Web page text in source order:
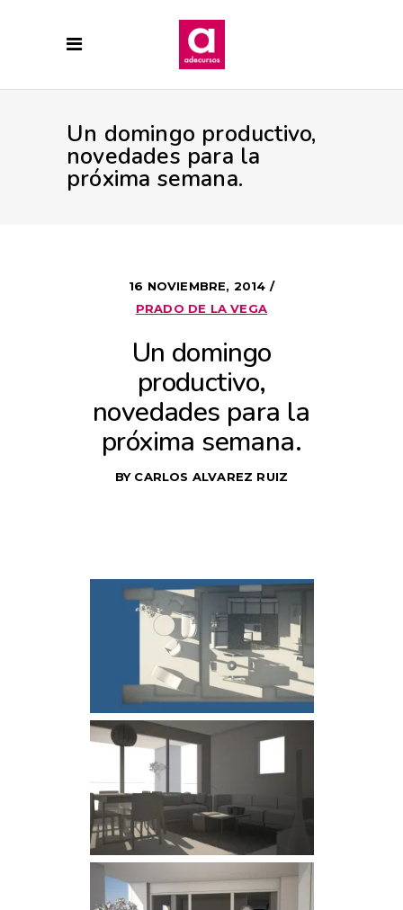
Un domingo productivo,
novedades para la
próxima semana.
16 NOVIEMBRE, 2014
PRADO DE LA VEGA
Un domingo
productivo,
novedades para la
próxima semana.
BY CARLOS ALVAREZ RUIZ